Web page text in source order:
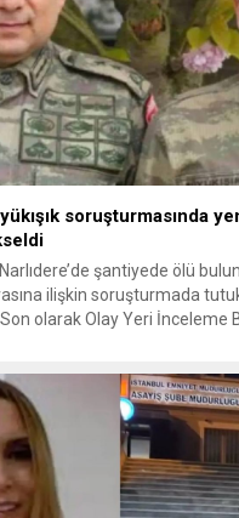
soruşturmasında
şantiyede ölü
ilişkin soruşturmada
olarak Olay Yeri İnceleme
Büyükışık’a ilişkin yeniden
tutuklamalar genişliyor. Son